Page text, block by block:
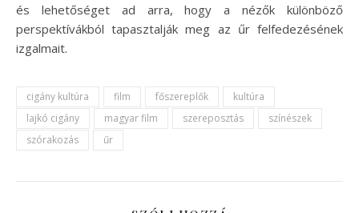
és lehetőséget ad arra, hogy a nézők különböző
perspektívákból tapasztalják meg az űr felfedezésének
izgalmait.
cigány kultúra film főszereplők
kultúra
lajkó cigány
magyar film szereposztás
színészek
szórakozás
űr